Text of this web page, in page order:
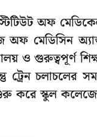
অফ
মেডিসিন
ও গুরুত্বপূর্ণ
ট্রেন চলাচলের
শুরু করে স্কুল